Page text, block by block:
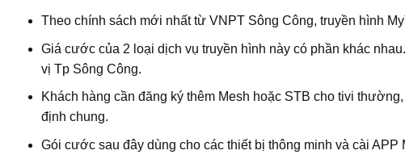
Theo chính sách mới nhất từ VNPT Sông Công, truyền hình
Giá cước của 2 loại dịch vụ truyền hình này có phần khác
vị Tp Sông Công.
Khách hàng cần đăng ký thêm Mesh hoặc STB cho tivi
định chung.
Gói cước sau đây dùng cho các thiết bị thông minh và cài APP